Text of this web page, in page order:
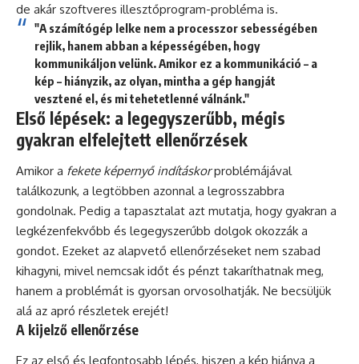
de akár szoftveres illesztőprogram-probléma is.
"A számítógép lelke nem a processzor sebességében
rejlik, hanem abban a képességében, hogy
kommunikáljon velünk. Amikor ez a kommunikáció – a
kép – hiányzik, az olyan, mintha a gép hangját
vesztené el, és mi tehetetlenné válnánk."
Első lépések: a legegyszerűbb, mégis
gyakran elfelejtett ellenőrzések
Amikor a fekete képernyő indításkorproblémájával
találkozunk, a legtöbben azonnal a legrosszabbra
gondolnak. Pedig a tapasztalat azt mutatja, hogy gyakran a
legkézenfekvőbb és legegyszerűbb dolgok okozzák a
gondot. Ezeket az alapvető ellenőrzéseket nem szabad
kihagyni, mivel nemcsak időt és pénzt takaríthatnak meg,
hanem a problémát is gyorsan orvosolhatják. Ne becsüljük
alá az apró részletek erejét!
A kijelző ellenőrzése
Ez az első és legfontosabb lépés, hiszen a kép hiánya a